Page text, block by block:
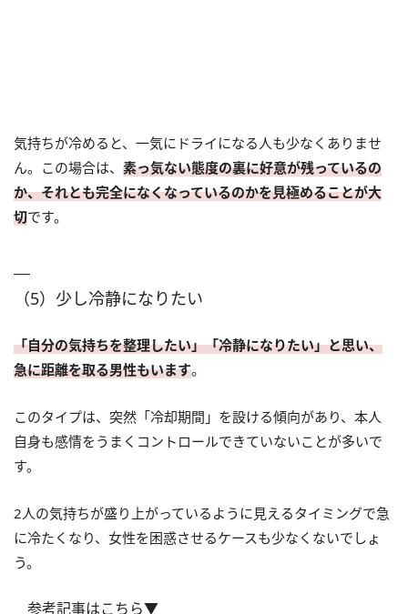
気持ちが冷めると、一気にドライになる人も少なくありませ
ん。この場合は、 素っ気ない態度の裏に好意が残っているの
か、それとも完全になくなっているのかを見極めることが大
切です。
（5）少し冷静になりたい
「自分の気持ちを整理したい」「冷静になりたい」と思い、
急に距離を取る男性もいます。
このタイプは、突然「冷却期間」を設ける傾向があり、本人
自身も感情をうまくコントロールできていないことが多いで
す。
2人の気持ちが盛り上がっているように見えるタイミングで急
に冷たくなり、女性を困惑させるケースも少なくないでしょ
う。
参考記事はこちら▼